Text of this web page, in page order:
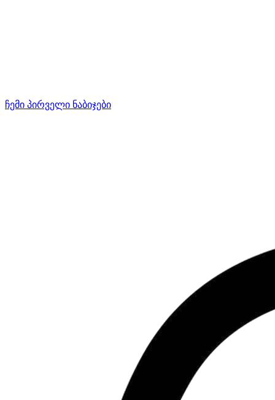
ჩემი პირველი ნაბიჯები